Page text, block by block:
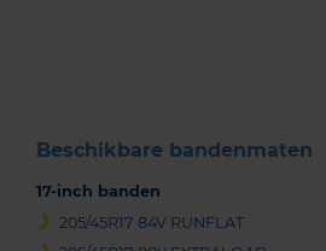
Beschikbare bandenmaten
17-inch banden
205/45R17 84V RUNFLAT